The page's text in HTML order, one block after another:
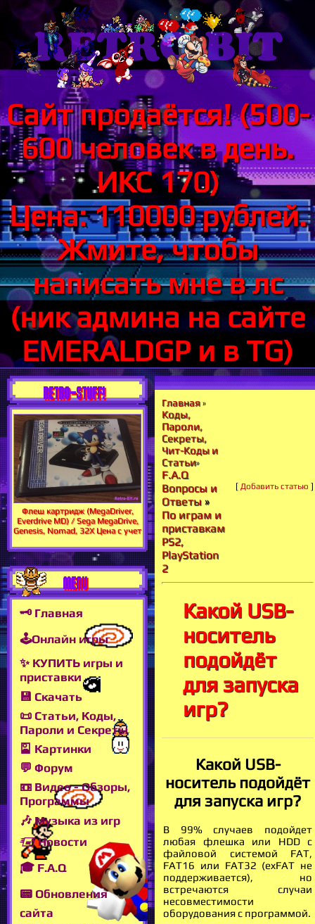
Сайт продаётся! (500-
600 человек в день.
ИКС 170)
Цена: 110000 рублей.
Жмите, чтобы
написать мне в лс
(ник админа на сайте
EMERALDGP и в TG)
RETRO-STUFF!
Флеш картридж (MegaDriver,
Everdrive MD) / Sega MegaDrive,
Genesis, Nomad, 32X Цена с учет
MENU
🗝 Главная
🕹Онлайн игры
✨ КУПИТЬ игры и
приставки
💾 Скачать
📜 Статьи, Коды,
Пароли и Секреты
🎴 Картинки
💬 Форум
📼 Видео - Обзоры,
Программы
🎶 Музыка из игр
🖅 Новости
🎓 F.A.Q
📟 Обновления
сайта
Главная »
Коды,
Пароли,
Секреты,
Чит-Коды и
Статьи»
F.A.Q
Вопросы и
Ответы »
По играм и
приставкам
PS2,
PlayStation
2
[ Добавить статью ]
Какой USB-
носитель
подойдёт
для запуска
игр?
Какой USB-
носитель подойдёт
для запуска игр?
В 99% случаев подойдет
любая флешка или HDD с
файловой системой FAT,
FAT16 или FAT32 (exFAT не
поддерживается), но
встречаются случаи
несовместимости
оборудования с программой.